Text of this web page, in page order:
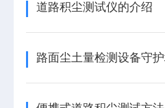
道路积尘测试仪的介绍